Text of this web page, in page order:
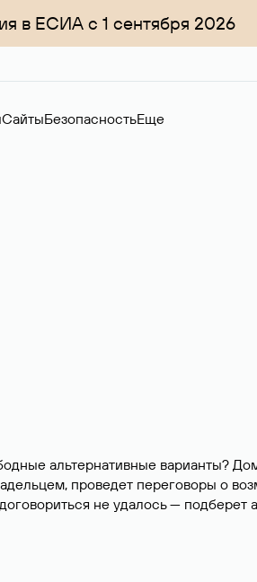
в ЕСИА с 1 сентября 2026
СайтыБезопасностьЕще
альтернативные варианты?
проведет переговоры о
не удалось —